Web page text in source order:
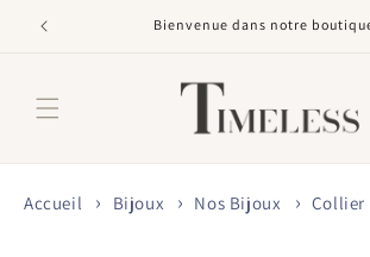
passer
Livraison offerte dès 60€
Accueil Bijoux Nos Bijoux Collier